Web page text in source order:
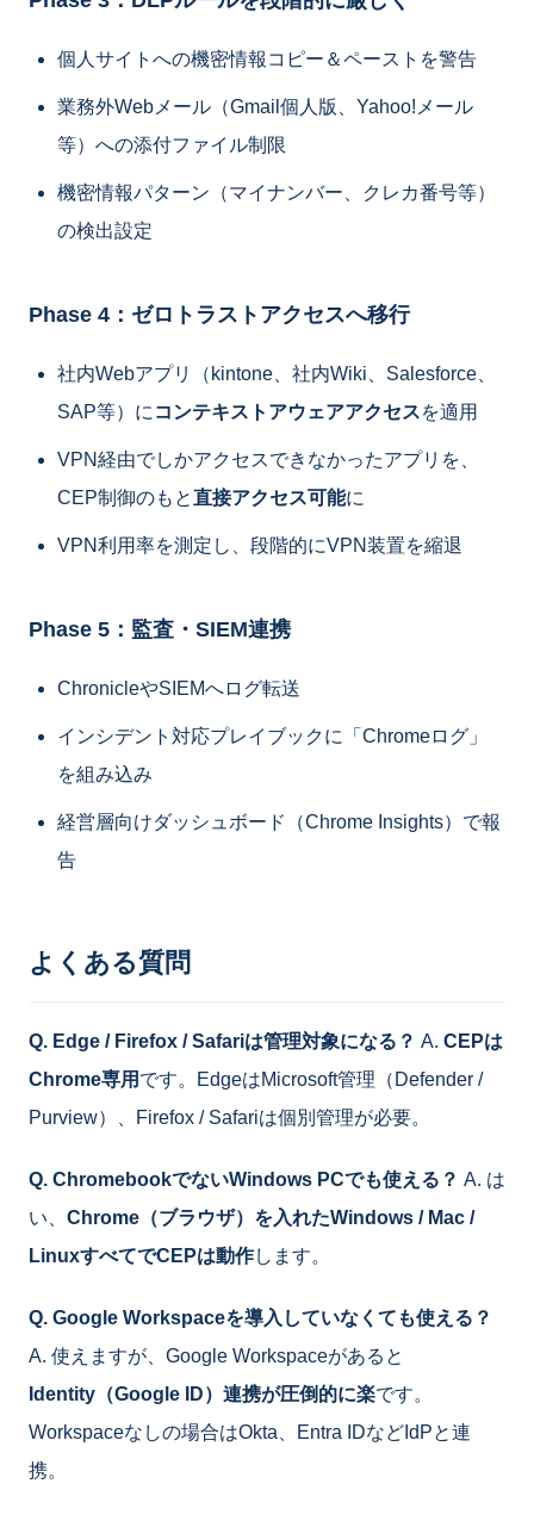
個人サイトへの機密情報コピー＆ペーストを警告
業務外Webメール（Gmail個人版、Yahoo!メール
等）への添付ファイル制限
機密情報パターン（マイナンバー、クレカ番号等）
の検出設定
Phase 4：ゼロトラストアクセスへ移行
社内Webアプリ（kintone、社内Wiki、Salesforce、
SAP等）に コンテキストアウェアアクセスを適用
VPN経由でしかアクセスできなかったアプリを、
CEP制御のもと直接アクセス可能に
VPN利用率を測定し、段階的にVPN装置を縮退
Phase 5：監査・SIEM連携
ChronicleやSIEMへログ転送
インシデント対応プレイブックに「Chromeログ」
を組み込み
経営層向けダッシュボード（Chrome Insights）で報
告
よくある質問
Q. Edge / Firefox / Safariは管理対象になる？ A. CEPは
Chrome専用 です。EdgeはMicrosoft管理（Defender /
Purview）、Firefox / Safariは個別管理が必要。
Q. ChromebookでないWindows PCでも使える？ A. は
い、 Chrome（ブラウザ）を入れたWindows / Mac /
LinuxすべてでCEPは動作します。
Q. Google Workspaceを導入していなくても使える？
A. 使えますが、Google Workspaceがあると
Identity（Google ID）連携が圧倒的に楽です。
Workspaceなしの場合はOkta、Entra IDなどIdPと連
携。